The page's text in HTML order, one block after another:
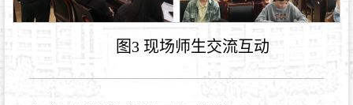
图3 现场师生交流互动